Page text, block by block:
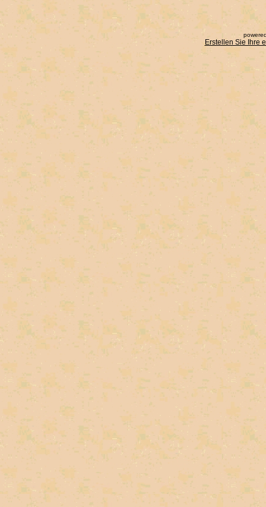
Erstellen Sie Ihre